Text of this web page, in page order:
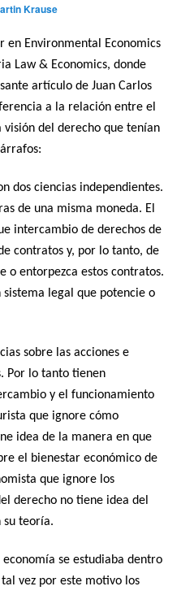
Krause
en Environmental Economics
Law & Economics, donde
artículo de Juan Carlos
a la relación entre el
visión del derecho que tenían
dos ciencias independientes.
de una misma moneda. El
intercambio de derechos de
contratos y, por lo tanto, de
o entorpezca estos contratos.
legal que potencie o
sobre las acciones e
Por lo tanto tienen
y el funcionamiento
que ignore cómo
idea de la manera en que
el bienestar económico de
que ignore los
derecho no tiene idea del
teoría.
se estudiaba dentro
vez por este motivo los